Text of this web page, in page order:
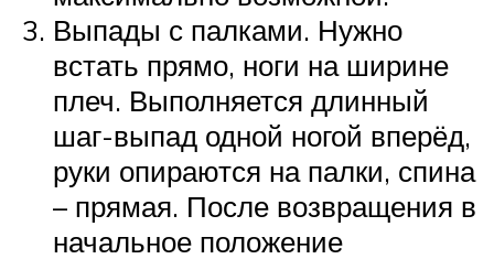
Выпады с палками. Нужно
встать прямо, ноги на ширине
плеч. Выполняется длинный
шаг-выпад одной ногой вперёд,
руки опираются на палки, спина
– прямая. После возвращения в
начальное положение